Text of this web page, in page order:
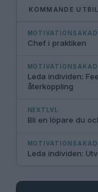
KOMMANDE
Chef i praktiken
Leda individen:
återkoppling
NEXTLVL
Bli en löpare du
Leda individen: